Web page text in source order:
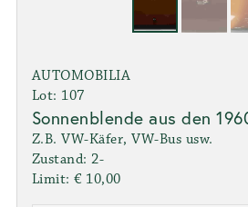
AUTOMOBILIA
Lot: 107
Sonnenblende aus den
Z.B. VW-Käfer, VW-Bus usw.
Zustand: 2-
Limit: € 10,00